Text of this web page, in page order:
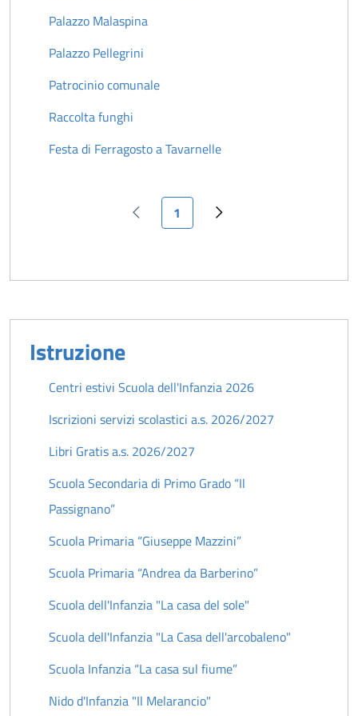
Palazzo Malaspina
Palazzo Pellegrini
Patrocinio comunale
Raccolta funghi
Festa di Ferragosto a Tavarnelle
Pagina precedente
Pagina attuale
1 Pagina successiva
Istruzione
Centri estivi Scuola dell'Infanzia 2026
Iscrizioni servizi scolastici a.s. 2026/2027
Libri Gratis a.s. 2026/2027
Scuola Secondaria di Primo Grado “Il
Passignano”
Scuola Primaria “Giuseppe Mazzini”
Scuola Primaria “Andrea da Barberino”
Scuola dell'Infanzia "La casa del sole"
Scuola dell'Infanzia "La Casa dell'arcobaleno"
Scuola Infanzia “La casa sul fiume”
Nido d'Infanzia "Il Melarancio"